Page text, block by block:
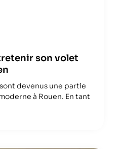
son volet
devenus une partie
à Rouen. En tant